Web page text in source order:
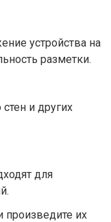
устройства на
разметки.
и других
для
произведите их